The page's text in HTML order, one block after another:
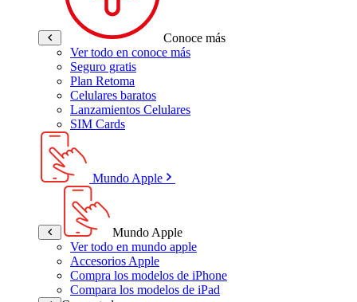
Conoce más
Ver todo en conoce más
Seguro gratis
Plan Retoma
Celulares baratos
Lanzamientos Celulares
SIM Cards
Mundo Apple
Mundo Apple
Ver todo en mundo apple
Accesorios Apple
Compra los modelos de iPhone
Compara los modelos de iPad